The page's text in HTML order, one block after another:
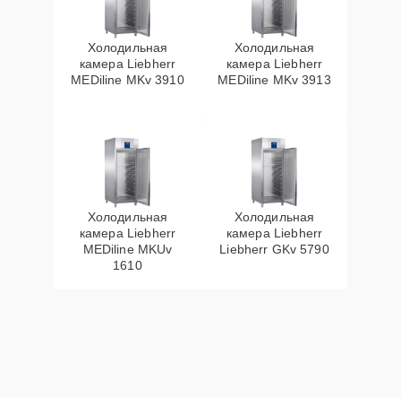
Холодильная
камера Liebherr
MEDiline MKv 3910
Холодильная
камера Liebherr
MEDiline MKv 3913
Холодильная
камера Liebherr
MEDiline MKUv
1610
Холодильная
камера Liebherr
Liebherr GKv 5790